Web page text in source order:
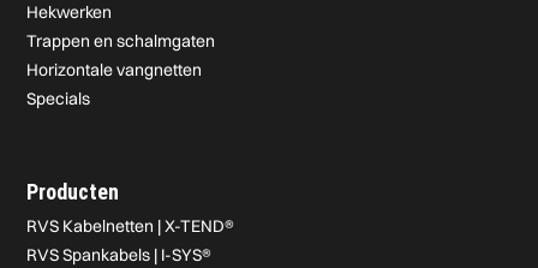
Hekwerken
Trappen en schalmgaten
Horizontale vangnetten
Specials
Producten
RVS Kabelnetten | X-TEND®
RVS Spankabels | I-SYS®